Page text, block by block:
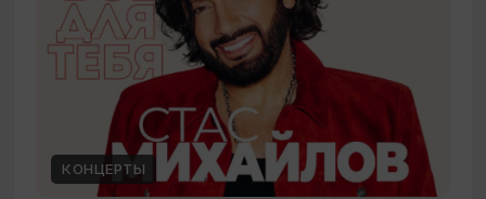
КОНЦЕРТЫ